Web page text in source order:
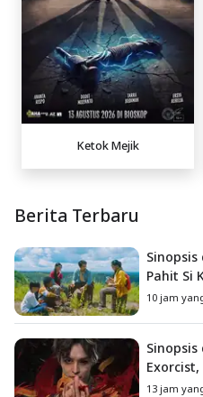
Ketok Mejik
Berita Terbaru
Sinopsis
Pahit Si
10 jam
13 jam